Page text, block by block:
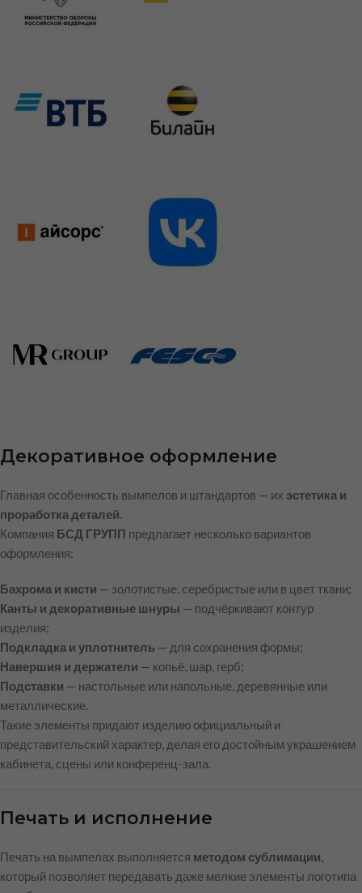
Декоративное оформление
Главная особенность вымпелов и штандартов — их эстетика и
проработка деталей.
Компания БСД ГРУПП предлагает несколько вариантов
оформления:
Бахрома и кисти — золотистые, серебристые или в цвет ткани;
Канты и декоративные шнуры — подчёркивают контур
изделия;
Подкладка и уплотнитель — для сохранения формы;
Навершия и держатели — копьё, шар, герб;
Подставки — настольные или напольные, деревянные или
металлические.
Такие элементы придают изделию официальный и
представительский характер, делая его достойным украшением
кабинета, сцены или конференц-зала.
Печать и исполнение
Печать на вымпелах выполняется методом сублимации,
который позволяет передавать даже мелкие элементы логотипа